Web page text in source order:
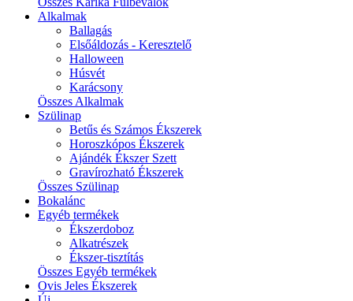
Alkalmak
Ballagás
Elsőáldozás - Keresztelő
Halloween
Húsvét
Karácsony
Összes Alkalmak
Szülinap
Betűs és Számos Ékszerek
Horoszkópos Ékszerek
Ajándék Ékszer Szett
Gravírozható Ékszerek
Összes Szülinap
Bokalánc
Egyéb termékek
Ékszerdoboz
Alkatrészek
Ékszer-tisztítás
Összes Egyéb termékek
Ovis Jeles Ékszerek